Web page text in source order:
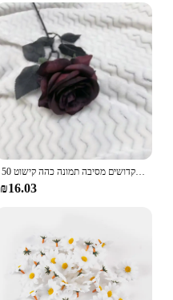
50 ס "מ אדום כהה עלה מלאכותי פרח ליל כל הקדושים מסיבה תמונה כהה קישוט prop גוז רוז
₪16.03